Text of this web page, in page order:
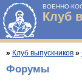
ВОЕННО-
Клуб
» Клуб выпускников »
Форумы